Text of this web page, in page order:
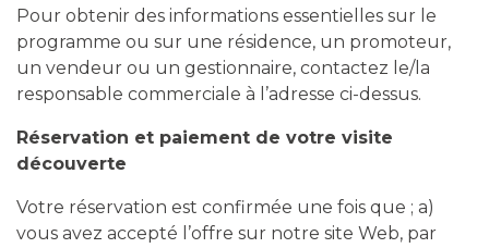
Pour obtenir des informations essentielles sur le
programme ou sur une résidence, un promoteur,
un vendeur ou un gestionnaire, contactez le/la
responsable commerciale à l’adresse ci-dessus.
Réservation et paiement de votre visite
découverte
Votre réservation est confirmée une fois que ; a)
vous avez accepté l’offre sur notre site Web, par